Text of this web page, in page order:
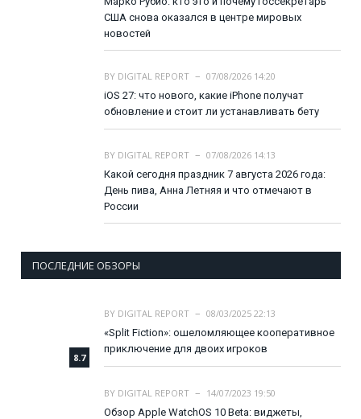
США снова оказался в центре мировых
новостей
BY DIGITAL REPORT
07/08/2026 14:20
iOS 27: что нового, какие iPhone получат
обновление и стоит ли устанавливать бету
BY DIGITAL REPORT
07/08/2026 14:13
Какой сегодня праздник 7 августа 2026 года:
День пива, Анна Летняя и что отмечают в
России
ПОСЛЕДНИЕ ОБЗОРЫ
8.7
BY DIGITAL REPORT
08/03/2025 22:13
«Split Fiction»: ошеломляющее кооперативное
приключение для двоих игроков
BY DIGITAL REPORT
14/07/2023 19:50
Обзор Apple WatchOS 10 Beta: виджеты,